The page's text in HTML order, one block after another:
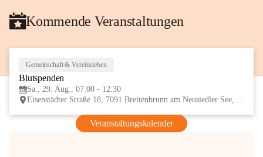
Kommende Veranstaltungen
Gemeinschaft & Vereinsleben
Blutspenden
Sa., 29. Aug., 07:00 - 12:30
Eisenstädter Straße 18, 7091 Breitenbrunn am Neusiedler See, AUT
Veranstaltungskalender